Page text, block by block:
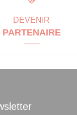
DEVENIR
PARTENAIRE